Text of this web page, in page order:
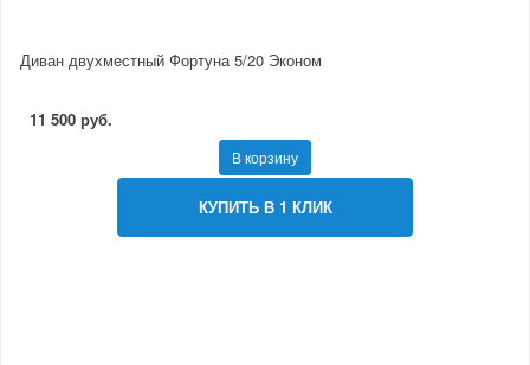
Диван двухместный Фортуна 5/20 Эконом
11 500 руб.
В корзину
КУПИТЬ В 1 КЛИК